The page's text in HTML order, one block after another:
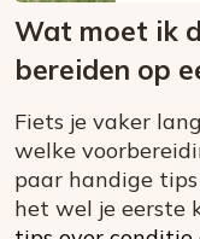
Wat moet ik
bereiden op
Fiets je vaker
welke
paar handige
het wel je eerste